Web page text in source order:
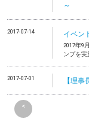
～
2017-07-14 イベン
2017年9
ンプを実
2017-07-01 【理
<